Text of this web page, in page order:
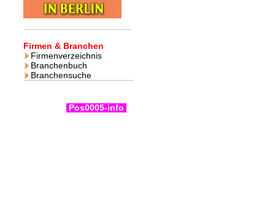
Firmen & Branchen
Firmenverzeichnis
Branchenbuch
Branchensuche
Pos0005-info